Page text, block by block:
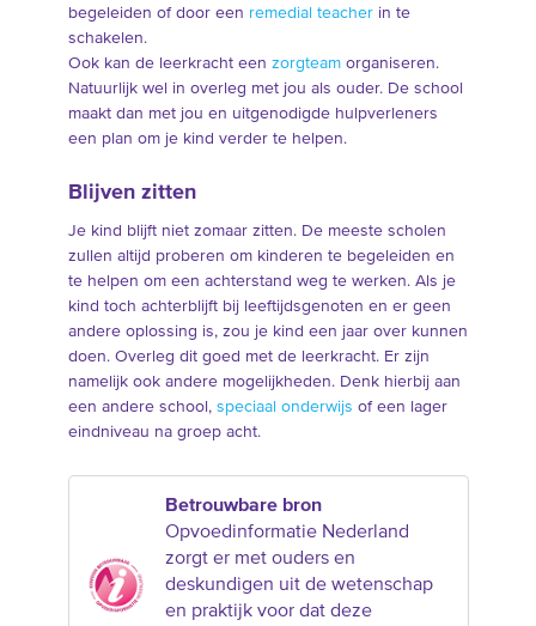
begeleiden of door een remedial teacherin te
schakelen.
Ook kan de leerkracht een zorgteamorganiseren.
Natuurlijk wel in overleg met jou als ouder. De school
maakt dan met jou en uitgenodigde hulpverleners
een plan om je kind verder te helpen.
Blijven zitten
Je kind blijft niet zomaar zitten. De meeste scholen
zullen altijd proberen om kinderen te begeleiden en
te helpen om een achterstand weg te werken. Als je
kind toch achterblijft bij leeftijdsgenoten en er geen
andere oplossing is, zou je kind een jaar over kunnen
doen. Overleg dit goed met de leerkracht. Er zijn
namelijk ook andere mogelijkheden. Denk hierbij aan
een andere school, speciaal onderwijs of een lager
eindniveau na groep acht.
Betrouwbare bron
Opvoedinformatie Nederland
zorgt er met ouders en
deskundigen uit de wetenschap
en praktijk voor dat deze